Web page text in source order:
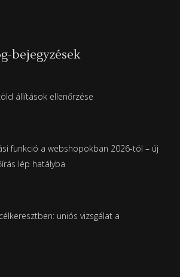
bejegyzések
állítások ellenőrzése
funkció a webshopokban 2026-tól – új
lép hatályba
uniós vizsgálat a